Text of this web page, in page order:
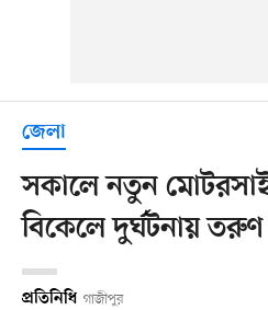
জেলা
সকালে নতুন
বিকেলে দুর্ঘটনায়
প্রতিনিধি গাজীপুর